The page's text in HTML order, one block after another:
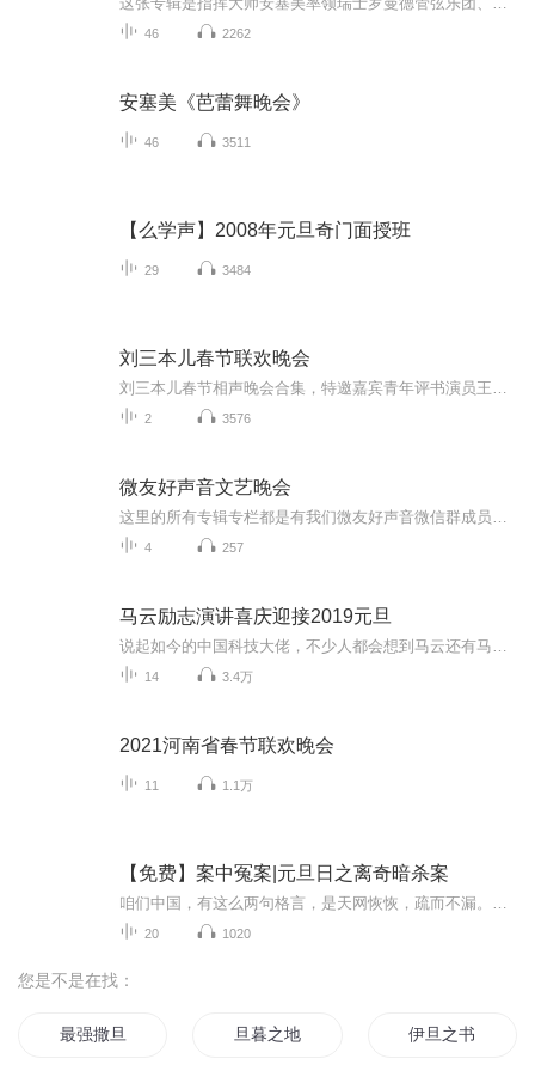
46 2262
安塞美《芭蕾舞晚会》
46 3511
【么学声】2008年元旦奇门面授班
29 3484
刘三本儿春节联欢晚会
2 3576
微友好声音文艺晚会
4 257
马云励志演讲喜庆迎接2019元旦
14 3.4万
2021河南省春节联欢晚会
11 1.1万
【免费】案中冤案|元旦日之离奇暗杀案
20 1020
您是不是在找：
最强撒旦 旦暮之地 伊旦之书